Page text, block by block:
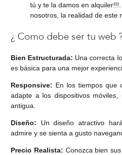
tú y te la damos en
nosotros, la realidad de este
¿ Como debe ser tu web
Bien Estructurada: Una correcta
es básica para una mejor
Responsive: En los tiempos que
adapte a los dispositivos
antigua.
Diseño: Un diseño atractivo
admire y se sienta a gusto
Precio Realista: Conozca bien